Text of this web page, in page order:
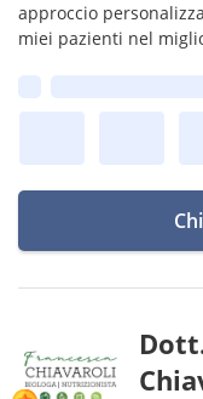
approccio
miei pazienti nel